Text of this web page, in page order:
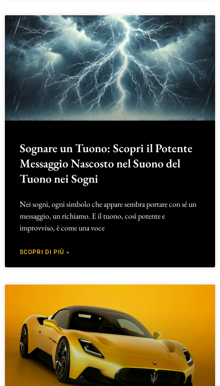
Sognare un Tuono: Scopri il Potente
Messaggio Nascosto nel Suono del
Tuono nei Sogni
Nei sogni, ogni simbolo che appare sembra portare con sé un
messaggio, un richiamo. E il tuono, così potente e
improvviso, è come una voce
SCOPRI DI PIÙ »